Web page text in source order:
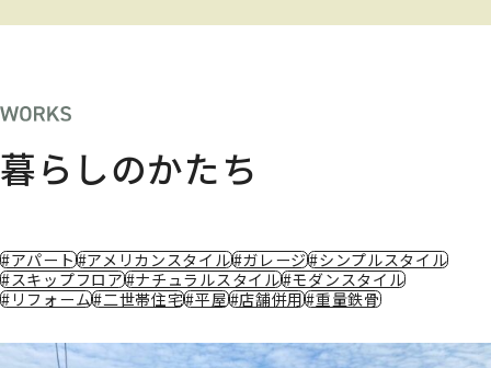
暮らしのかたち
#アパート#アメリカンスタイル#ガレージ#シンプルスタイル
#スキップフロア#ナチュラルスタイル#モダンスタイル
#リフォーム#二世帯住宅#平屋#店舗併用#重量鉄骨